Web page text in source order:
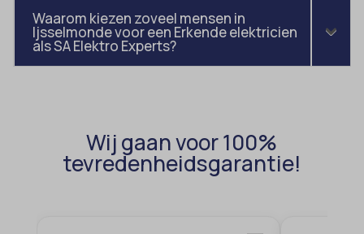
Waarom kiezen zoveel mensen in
Ijsselmonde voor een Erkende elektricien
als SA Elektro Experts?
Wij gaan voor 100%
tevredenheidsgarantie!
i18next
kconsent
MicrosoftApplicationsTelemetryFirstLaunchTime